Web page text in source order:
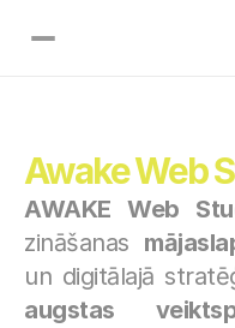
Cenas
Awake Web
AWAKE Web
zināšanas
un digitālajā
augstas